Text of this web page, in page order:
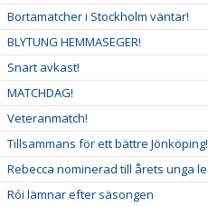
Bortamatcher i Stockholm väntar!
BLYTUNG HEMMASEGER!
Snart avkast!
MATCHDAG!
Veteranmatch!
Tillsammans för ett bättre Jönköping!
Rebecca nominerad till årets unga
Rói lämnar efter säsongen